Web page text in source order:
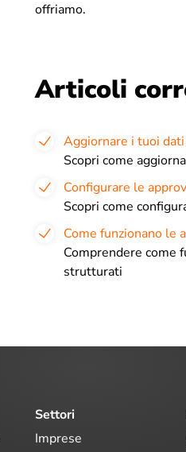
offriamo.
Articoli
Aggiornare i tuoi
Scopri come
Configurare le
Scopri come
Come funzionano le
Comprendere come
strutturati
Settori
Imprese